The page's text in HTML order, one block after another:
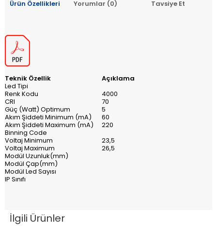
Ürün Özellikleri Yorumlar (0) Tavsiye Et
Teknik Özellik
Açıklama
Led Tipi
Renk Kodu
4000
CRI
70
Güç (Watt) Optimum
5
Akım Şiddeti Minimum (mA)
60
Akım Şiddeti Maximum (mA)
220
Binning Code
Voltaj Minimum
23,5
Voltaj Maximum
26,5
Modül Uzunluk(mm)
Modül Çap(mm)
Modül Led Sayısı
IP Sınıfı
İlgili Ürünler